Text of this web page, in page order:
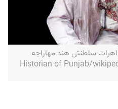
سلطنتی هند مهاراجه